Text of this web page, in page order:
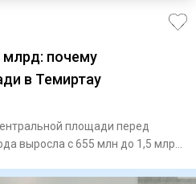
млрд: почему
в Темиртау
площади перед
выросла с 655 млн до 1,5 млрд